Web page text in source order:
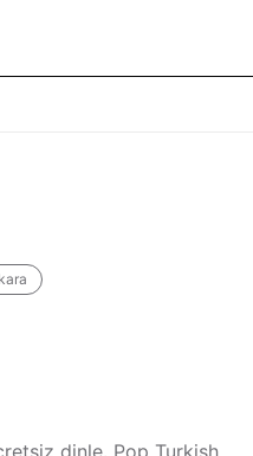
dinle. Pop Turkish